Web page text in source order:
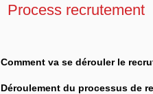
Process recrutement
Comment va se dérouler le
Déroulement du processus de